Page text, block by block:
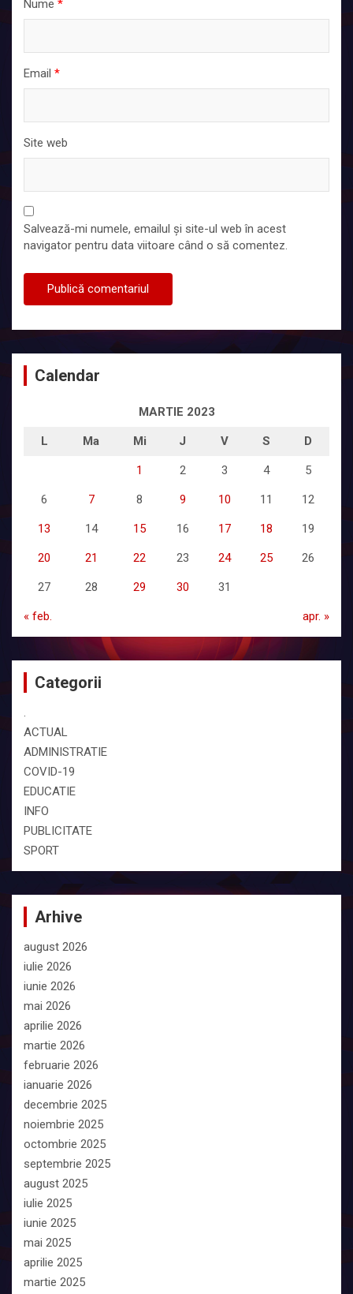
Nume *
Email *
Site web
Salvează-mi numele, emailul și site-ul web în acest
navigator pentru data viitoare când o să comentez.
Calendar
MARTIE 2023
L Ma Mi J V S D
1 2 3 4 5
6 7 8 9 10 11 12
13 14 15 16 17 18 19
20 21 22 23 24 25 26
27 28 29 30 31
« feb. apr. »
Categorii
.
ACTUAL
ADMINISTRATIE
COVID-19
EDUCATIE
INFO
PUBLICITATE
SPORT
Arhive
august 2026
iulie 2026
iunie 2026
mai 2026
aprilie 2026
martie 2026
februarie 2026
ianuarie 2026
decembrie 2025
noiembrie 2025
octombrie 2025
septembrie 2025
august 2025
iulie 2025
iunie 2025
mai 2025
aprilie 2025
martie 2025